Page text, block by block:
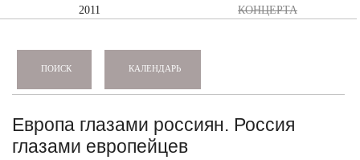
2011 КОНЦЕРТА
ПОИСК КАЛЕНДАРЬ
Европа глазами россиян. Россия
глазами европейцев